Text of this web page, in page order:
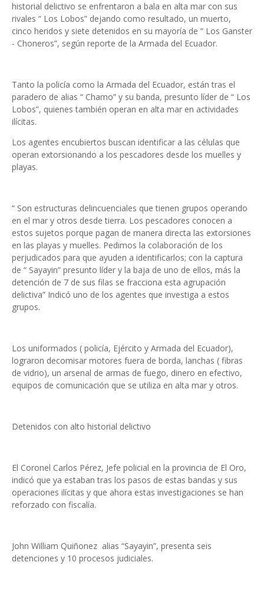
historial delictivo se enfrentaron a bala en alta mar con sus
rivales “ Los Lobos” dejando como resultado, un muerto,
cinco heridos y siete detenidos en su mayoría de “ Los Ganster
- Choneros”, según reporte de la Armada del Ecuador.
Tanto la policía como la Armada del Ecuador, están tras el
paradero de alias “ Chamo” y su banda, presunto líder de “ Los
Lobos”, quienes también operan en alta mar en actividades
ilícitas.
Los agentes encubiertos buscan identificar a las células que
operan extorsionando a los pescadores desde los muelles y
playas.
“ Son estructuras delincuenciales que tienen grupos operando
en el mar y otros desde tierra. Los pescadores conocen a
estos sujetos porque pagan de manera directa las extorsiones
en las playas y muelles. Pedimos la colaboración de los
perjudicados para que ayuden a identificarlos; con la captura
de “ Sayayin” presunto líder y la baja de uno de ellos, más la
detención de 7 de sus filas se fracciona esta agrupación
delictiva” Indicó uno de los agentes que investiga a estos
grupos.
Los uniformados ( policía, Ejército y Armada del Ecuador),
lograron decomisar motores fuera de borda, lanchas ( fibras
de vidrio), un arsenal de armas de fuego, dinero en efectivo,
equipos de comunicación que se utiliza en alta mar y otros.
Detenidos con alto historial delictivo
El Coronel Carlos Pérez, Jefe policial en la provincia de El Oro,
indicó que ya estaban tras los pasos de estas bandas y sus
operaciones ilícitas y que ahora estas investigaciones se han
reforzado con fiscalía.
John William Quiñonez alias “Sayayin”, presenta seis
detenciones y 10 procesos judiciales.